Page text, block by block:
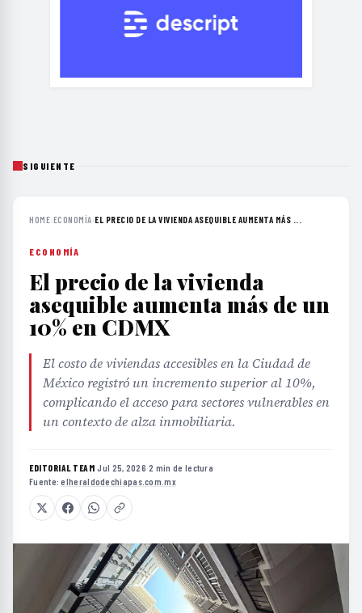
SIGUIENTE
HOME›ECONOMÍA›EL PRECIO DE LA VIVIENDA ASEQUIBLE AUMENTA MÁS ...
ECONOMÍA
El precio de la vivienda
asequible aumenta más de un
10% en CDMX
El costo de viviendas accesibles en la Ciudad de
México registró un incremento superior al 10%,
complicando el acceso para sectores vulnerables en
un contexto de alza inmobiliaria.
EDITORIAL TEAM·Jul 25, 2026·2 min de lectura·
Fuente:elheraldodechiapas.com.mx